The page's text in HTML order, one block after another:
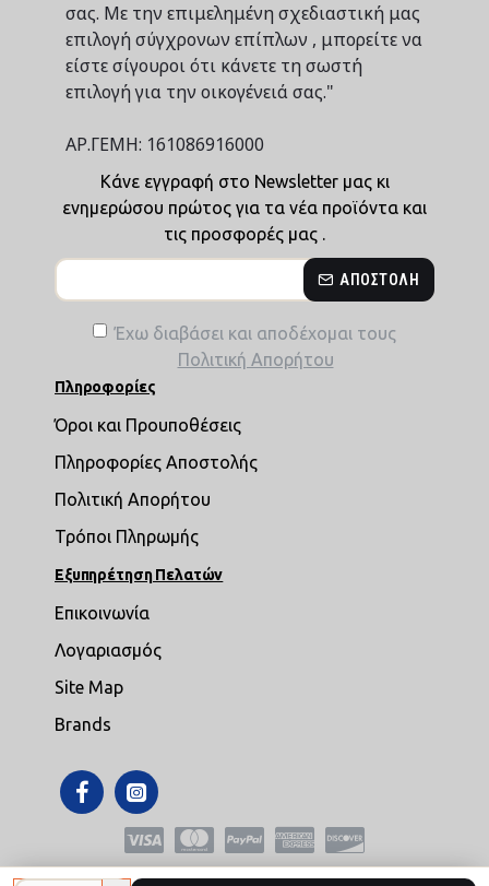
σας. Με την επιμελημένη σχεδιαστική μας
επιλογή σύγχρονων επίπλων , μπορείτε να
είστε σίγουροι ότι κάνετε τη σωστή
επιλογή για την οικογένειά σας."
ΑΡ.ΓΕΜΗ: 161086916000
Κάνε εγγραφή στο Newsletter μας κι
ενημερώσου πρώτος για τα νέα προϊόντα και
τις προσφορές μας .
ΑΠΟΣΤΟΛΉ
Έχω διαβάσει και αποδέχομαι τους
Πολιτική Απορήτου
Πληροφορίες
Όροι και Προυποθέσεις
Πληροφορίες Αποστολής
Πολιτική Απορήτου
Τρόποι Πληρωμής
Εξυπηρέτηση Πελατών
Επικοινωνία
Λογαριασμός
Site Map
Brands
Copyright © 2021,mikroepipla.gr , All Rights Reserved